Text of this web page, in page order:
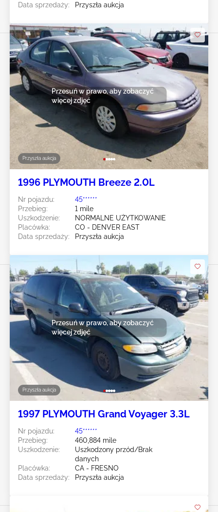
Data sprzedaży:
Przyszła aukcja
Przyszła aukcja
Przesuń w prawo, aby zobaczyć
więcej zdjęć
1996 PLYMOUTH Breeze 2.0L
Nr pojazdu:
45******
Przebieg:
1 mile
Uszkodzenie:
NORMALNE UŻYTKOWANIE
Placówka:
CO - DENVER EAST
Data sprzedaży:
Przyszła aukcja
Przyszła aukcja
Przesuń w prawo, aby zobaczyć
więcej zdjęć
1997 PLYMOUTH Grand Voyager 3.3L
Nr pojazdu:
45******
Przebieg:
460,884 mile
Uszkodzenie:
Uszkodzony przód/Brak
danych
Placówka:
CA - FRESNO
Data sprzedaży:
Przyszła aukcja